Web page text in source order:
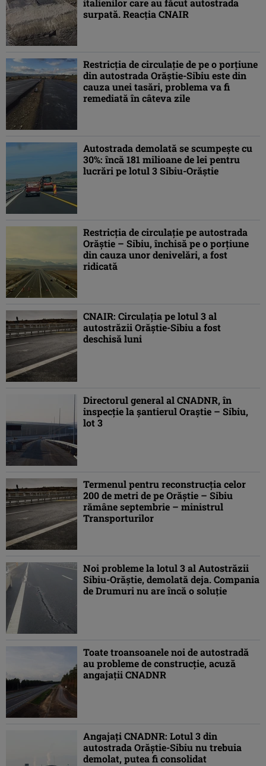
italienilor care au făcut autostrada
surpată. Reacţia CNAIR
Restricţia de circulaţie de pe o porţiune
din autostrada Orăştie-Sibiu este din
cauza unei tasări, problema va fi
remediată în câteva zile
Autostrada demolată se scumpeşte cu
30%: încă 181 milioane de lei pentru
lucrări pe lotul 3 Sibiu-Orăştie
Restricţia de circulaţie pe autostrada
Orăştie – Sibiu, închisă pe o porţiune
din cauza unor denivelări, a fost
ridicată
CNAIR: Circulaţia pe lotul 3 al
autostrăzii Orăştie-Sibiu a fost
deschisă luni
Directorul general al CNADNR, în
inspecţie la şantierul Oraştie – Sibiu,
lot 3
Termenul pentru reconstrucţia celor
200 de metri de pe Orăştie – Sibiu
rămâne septembrie – ministrul
Transporturilor
Noi probleme la lotul 3 al Autostrăzii
Sibiu-Orăştie, demolată deja. Compania
de Drumuri nu are încă o soluţie
Toate troansoanele noi de autostradă
au probleme de construcţie, acuză
angajaţii CNADNR
Angajaţi CNADNR: Lotul 3 din
autostrada Orăştie-Sibiu nu trebuia
demolat, putea fi consolidat